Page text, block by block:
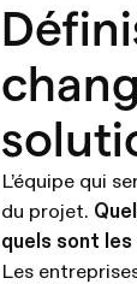
L’équipe qui
du projet.
quels sont
Les